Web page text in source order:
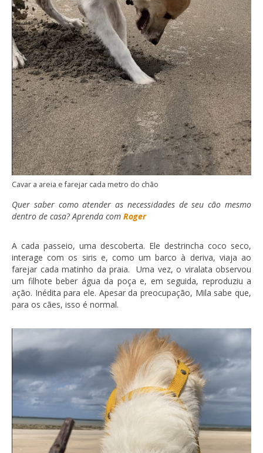
Cavar a areia e farejar cada metro do chão
Quer saber como atender as necessidades de seu cão mesmo
dentro de casa? Aprenda com Roger
A cada passeio, uma descoberta. Ele destrincha coco seco,
interage com os siris e, como um barco à deriva, viaja ao
farejar cada matinho da praia. Uma vez, o viralata observou
um filhote beber água da poça e, em seguida, reproduziu a
ação. Inédita para ele. Apesar da preocupação, Mila sabe que,
para os cães, isso é normal.